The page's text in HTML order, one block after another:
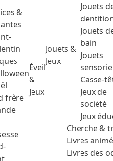
&
frère
Éveil
&
Jeux
Jouets &
Jeux
Jouets
Jouets
bain
Jouets
Casse-
Jeux de
société
Jeux
Cherche &
Livres
Livres des